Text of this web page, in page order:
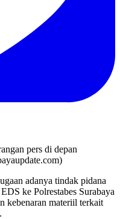
pers di depan
adanya tindak pidana
ke Polrestabes Surabaya
kebenaran materiil terkait